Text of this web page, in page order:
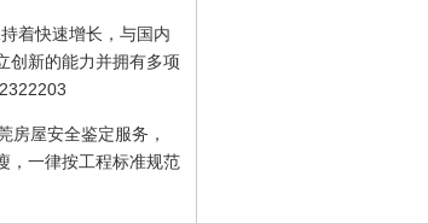
着快速增长，与国内
创新的能力并拥有多项
屋安全鉴定服务，
，一律按工程标准规范